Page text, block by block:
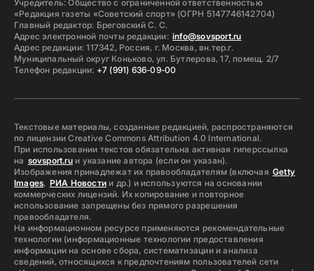
Учредитель: Общество с ограниченной ответственностью
«Редакция газеты «Советский спорт» (ОГРН 5147746142704)
Главный редактор: Бреговский С. С.
Адрес электронной почты редакции: info@sovsport.ru
Адрес редакции: 117342, Россия, г. Москва, вн.тер.г.
Муниципальный округ Коньково, ул. Бутлерова, 17, помещ. 2/7
Телефон редакции: +7 (991) 636-09-00
Текстовые материалы, созданные редакцией, распространяются
по лицензии Creative Commons Attribution 4.0 International.
При использовании текстов обязательна активная гиперссылка
на sovsport.ruи указание автора (если он указан).
Изображения принадлежат их правообладателям (включая Getty
Images, РИА Новостии др.) и используются на основании
коммерческих лицензий. Их копирование и повторное
использование запрещены без прямого разрешения
правообладателя.
На информационном ресурсе применяются рекомендательные
технологии (информационные технологии предоставления
информации на основе сбора, систематизации и анализа
сведений, относящихся к предпочтениям пользователей сети